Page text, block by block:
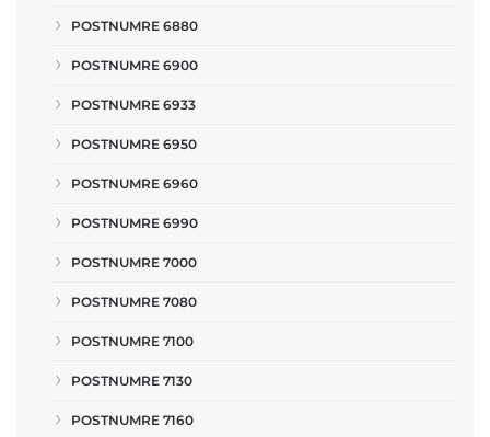
POSTNUMRE 6880
POSTNUMRE 6900
POSTNUMRE 6933
POSTNUMRE 6950
POSTNUMRE 6960
POSTNUMRE 6990
POSTNUMRE 7000
POSTNUMRE 7080
POSTNUMRE 7100
POSTNUMRE 7130
POSTNUMRE 7160